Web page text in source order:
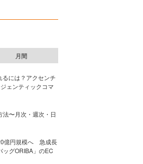
月間
には？アクセンチ
ェンティックコマ
法〜月次・週次・日
億円規模へ 急成長
ッグORIBA」のEC